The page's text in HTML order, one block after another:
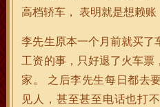
高档轿车， 表明就是想赖账
李先生原本一个月前就买了
工资的事，只好退了火车票
家。 之后李先生每日都去
见人，甚至甚至电话也打